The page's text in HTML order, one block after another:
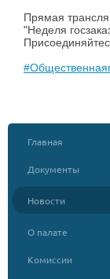
Прямая
"Неделя
Главная
Документы
Новости
О палате
Комиссии